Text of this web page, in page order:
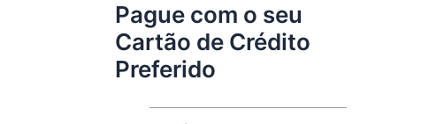
c
e
b
o
itt
er
ai
l
ar
e
Pague com o seu
Cartão de Crédito
Preferido